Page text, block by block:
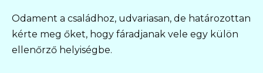
Odament a családhoz, udvariasan, de határozottan
kérte meg őket, hogy fáradjanak vele egy külön
ellenőrző helyiségbe.